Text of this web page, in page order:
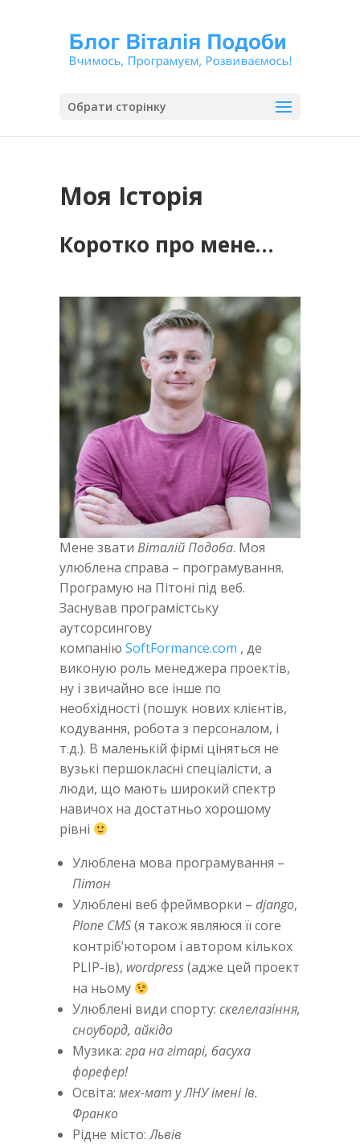
Обрати сторінку
Моя Історія
Коротко про мене…
Мене звати Віталій Подоба. Моя
улюблена справа – програмування.
Програмую на Пітоні під веб.
Заснував програмістську
аутсорсингову
компанію SoftFormance.com , де
виконую роль менеджера проектів,
ну і звичайно все інше по
необхідності (пошук нових клієнтів,
кодування, робота з персоналом, і
т.д.). В маленькій фірмі ціняться не
вузькі першокласні спеціалісти, а
люди, що мають широкий спектр
навичох на достатньо хорошому
рівні
Улюблена мова програмування –
Пітон
Улюблені веб фреймворки – django,
Plone CMS(я також являюся її core
контріб’ютором і автором кількох
PLIP-ів), wordpress(адже цей проект
на ньому
Улюблені види спорту: скелелазіння,
сноуборд, айкідо
Музика: гра на гітарі, басуха
форефер!
Освіта: мех-мат у ЛНУ імені Ів.
Франко
Рідне місто:Львів